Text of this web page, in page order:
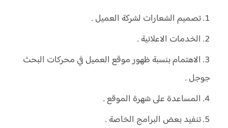
تصميم الشعارات لشركة العميل .
الخدمات الاعلانية .
الاهتمام بنسبة ظهور موقع العميل في محركات البحث
جوجل .
المساعدة على شهرة الموقع .
تنفيد بعض البرامج الخاصة .